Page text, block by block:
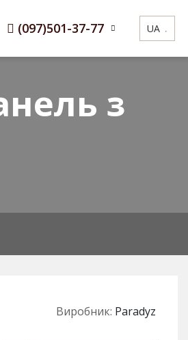
(097)501-37-77 UA
3D Конфігуратор
з
Виробник: Paradyz